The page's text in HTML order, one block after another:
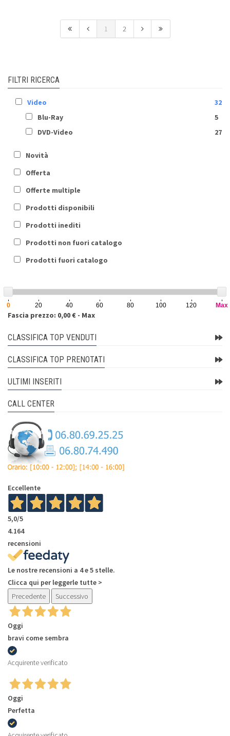
1 2
FILTRI RICERCA
Video
32
Blu-Ray
5
DVD-Video
27
Novità
Offerta
Offerte multiple
Prodotti disponibili
Prodotti inediti
Prodotti non fuori catalogo
Prodotti fuori catalogo
0 20 40 60 80 100 120 Max
Fascia prezzo: 0,00 € - Max
CLASSIFICA TOP VENDUTI
CLASSIFICA TOP PRENOTATI
ULTIMI INSERITI
CALL CENTER
Eccellente
5,0/5
4.164
recensioni
Le nostre recensioni a 4 e 5 stelle.
Clicca qui per leggerle tutte >
Precedente
Successivo
Oggi
bravi come sembra
Acquirente verificato
Oggi
Perfetta